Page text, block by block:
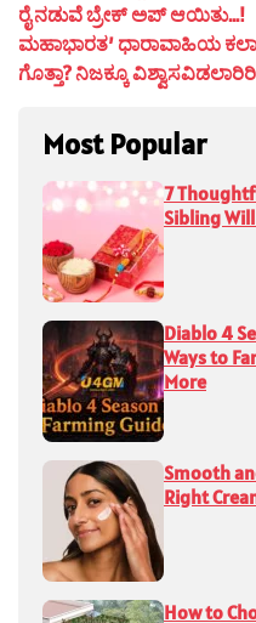
ರೈ ನಡುವೆ ಬ್ರೇಕ್ ಅಪ್ ಆಯಿತು…!
ಮಹಾಭಾರತ’ ಧಾರಾವಾಹಿಯ
ಗೊತ್ತಾ? ನಿಜಕ್ಕೂ
Most Popular
7
Sibling
Diablo 4
Ways to
More
Smooth
Right
How to